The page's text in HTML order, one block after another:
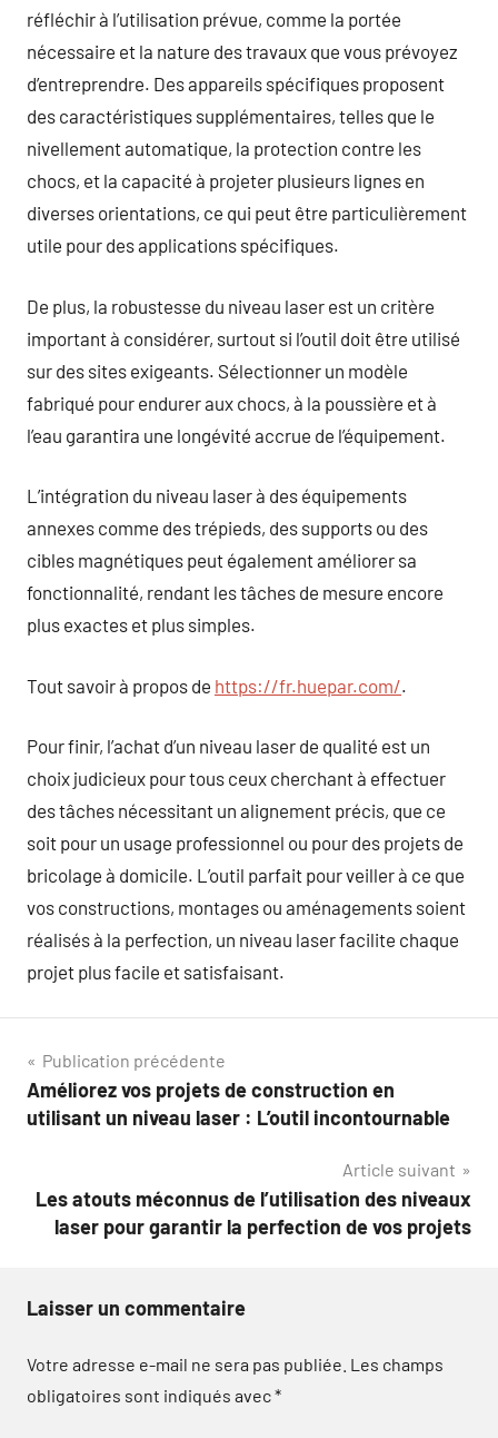
réfléchir à l’utilisation prévue, comme la portée
nécessaire et la nature des travaux que vous prévoyez
d’entreprendre. Des appareils spécifiques proposent
des caractéristiques supplémentaires, telles que le
nivellement automatique, la protection contre les
chocs, et la capacité à projeter plusieurs lignes en
diverses orientations, ce qui peut être particulièrement
utile pour des applications spécifiques.
De plus, la robustesse du niveau laser est un critère
important à considérer, surtout si l’outil doit être utilisé
sur des sites exigeants. Sélectionner un modèle
fabriqué pour endurer aux chocs, à la poussière et à
l’eau garantira une longévité accrue de l’équipement.
L’intégration du niveau laser à des équipements
annexes comme des trépieds, des supports ou des
cibles magnétiques peut également améliorer sa
fonctionnalité, rendant les tâches de mesure encore
plus exactes et plus simples.
Tout savoir à propos de https://fr.huepar.com/.
Pour finir, l’achat d’un niveau laser de qualité est un
choix judicieux pour tous ceux cherchant à effectuer
des tâches nécessitant un alignement précis, que ce
soit pour un usage professionnel ou pour des projets de
bricolage à domicile. L’outil parfait pour veiller à ce que
vos constructions, montages ou aménagements soient
réalisés à la perfection, un niveau laser facilite chaque
projet plus facile et satisfaisant.
Navigation
de
Publication précédente
Améliorez vos projets de construction en
utilisant un niveau laser : L’outil incontournable
Article suivant
Les atouts méconnus de l’utilisation des niveaux
laser pour garantir la perfection de vos projets
Laisser un commentaire
Votre adresse e-mail ne sera pas publiée. Les champs
obligatoires sont indiqués avec*